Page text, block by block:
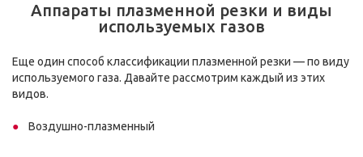
Аппараты плазменной резки и виды
используемых газов
Еще один способ классификации плазменной резки — по виду
используемого газа. Давайте рассмотрим каждый из этих
видов.
Воздушно-плазменный